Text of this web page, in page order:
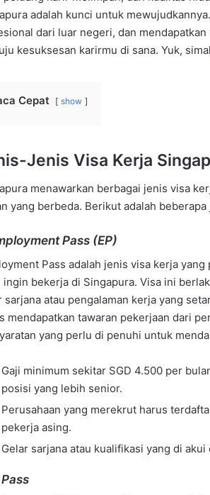
adalah kunci untuk
dari luar negeri, dan
kesuksesan karirmu di sana. Yuk,
Cepat show
Jenis Visa Kerja
menawarkan berbagai jenis visa
yang berbeda. Berikut adalah
Pass (EP)
Pass adalah jenis visa kerja
ingin bekerja di Singapura. Visa ini
sarjana atau pengalaman kerja yang
mendapatkan tawaran pekerjaan dari
yang perlu di penuhi untuk
Gaji minimum sekitar SGD 4.500 per
posisi yang lebih senior.
Perusahaan yang merekrut harus
pekerja asing.
Gelar sarjana atau kualifikasi yang di